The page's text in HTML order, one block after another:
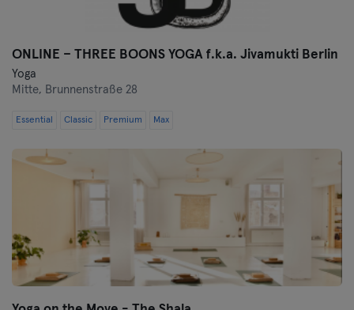
ONLINE – THREE BOONS YOGA f.k.a. Jivamukti Berlin
Yoga
Mitte, Brunnenstraße 28
Essential Classic Premium Max